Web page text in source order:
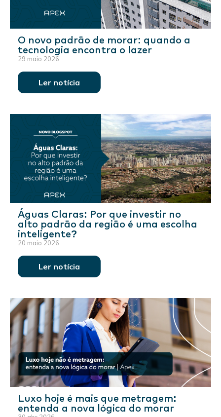
O novo padrão de morar: quando a
tecnologia encontra o lazer
29 maio 2026
Ler notícia
Águas Claras: Por que investir no
alto padrão da região é uma escolha
inteligente?
20 maio 2026
Ler notícia
Luxo hoje é mais que metragem:
entenda a nova lógica do morar